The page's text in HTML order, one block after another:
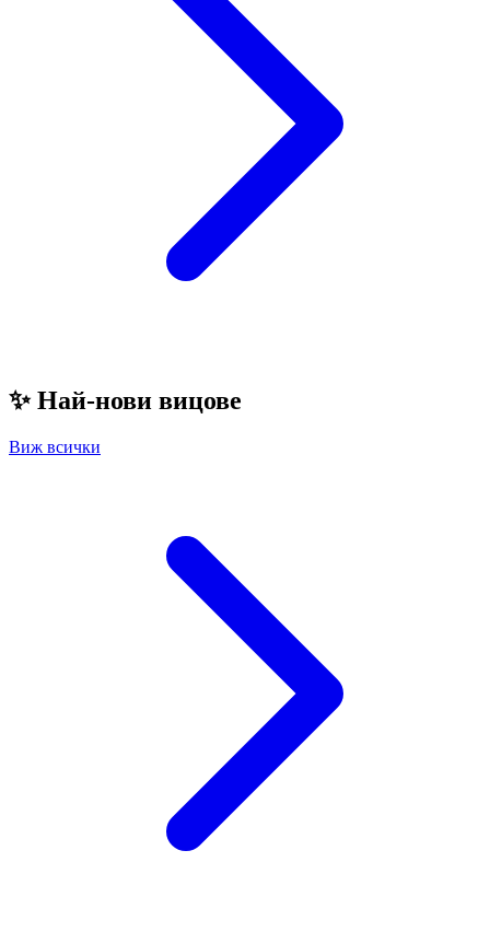
✨Най-нови вицове
Виж всички